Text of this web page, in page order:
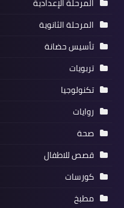
المرحلة الإعدادية
المرحلة الثانوية
تأسيس حضانة
تربويات
تكنولوجيا
روايات
صحة
قصص للاطفال
كورسات
مطبخ